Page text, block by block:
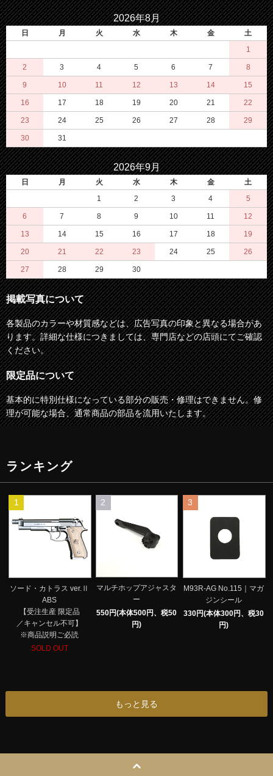
2026年8月
日 月 火 水 木 金
土
1
2 3 4 5 6 7 8
9 10 11 12 13 14 15
16 17 18 19 20 21 22
23 24 25 26 27 28 29
30 31
2026年9月
日 月 火 水 木 金
土
1
2 3 4 5
6 7 8 9 10 11 12
13 14 15 16 17 18 19
20 21 22 23 24 25 26
27 28 29 30
掲載写真について
各製品のカラーや材質感などは、広告写真の印象と異なる場合があ
ります。詳細な仕様につきましては、専門店などの店頭にてご確認
ください。
限定品について
基本的に特別仕様になっている部分の販売・修理はできません。修
理が可能な場合、通常商品の部品を流用いたします。
ランキング
1
ソード・カトラス ver.Ⅱ
ABS
【受注生産 限定品
／キャンセル不可】
※商品説明ご必読
SOLD OUT
2
マルチホップアジャスタ
ー
550円(本体500円、税50
円)
3
M93R-AG No.115｜マガ
ジンシール
330円(本体300円、税30
円)
もっと見る